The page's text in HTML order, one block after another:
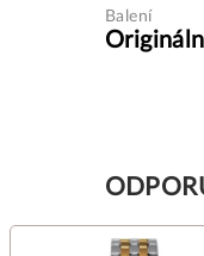
Balení